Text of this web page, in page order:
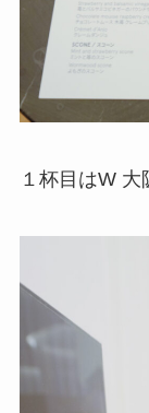
１杯目はW 大